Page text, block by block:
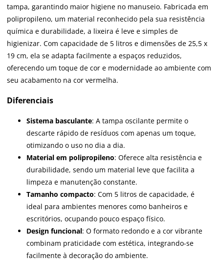
tampa, garantindo maior higiene no manuseio. Fabricada em
polipropileno, um material reconhecido pela sua resistência
química e durabilidade, a lixeira é leve e simples de
higienizar. Com capacidade de 5 litros e dimensões de 25,5 x
19 cm, ela se adapta facilmente a espaços reduzidos,
oferecendo um toque de cor e modernidade ao ambiente com
seu acabamento na cor vermelha.
Diferenciais
Sistema basculante: A tampa oscilante permite o
descarte rápido de resíduos com apenas um toque,
otimizando o uso no dia a dia.
Material em polipropileno: Oferece alta resistência e
durabilidade, sendo um material leve que facilita a
limpeza e manutenção constante.
Tamanho compacto: Com 5 litros de capacidade, é
ideal para ambientes menores como banheiros e
escritórios, ocupando pouco espaço físico.
Design funcional: O formato redondo e a cor vibrante
combinam praticidade com estética, integrando-se
facilmente à decoração do ambiente.